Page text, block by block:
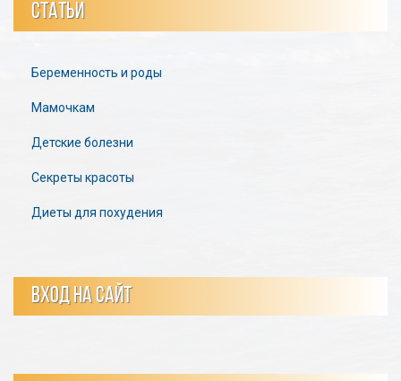
СТАТЬИ
Беременность и роды
Мамочкам
Детские болезни
Секреты красоты
Диеты для похудения
ВХОД НА САЙТ